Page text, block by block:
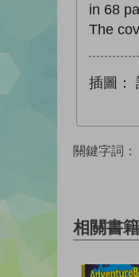
in 68
The
插圖：
關鍵字詞：
相關書籍